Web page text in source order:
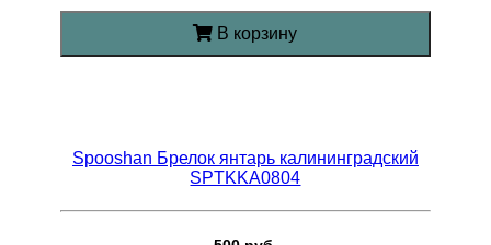
В корзину
Spooshan Брелок янтарь калининградский
SPTKKA0804